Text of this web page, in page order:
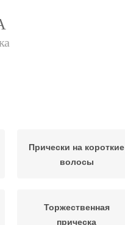
Прически на короткие
волосы
Торжественная
прическа